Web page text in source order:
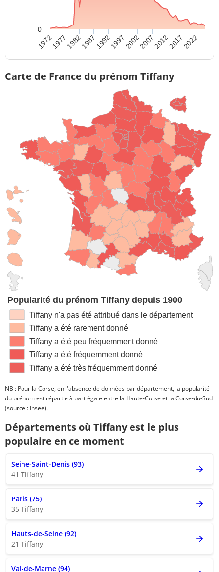
19721977198219871992199720022007201220172022
0
Carte de France du prénom Tiffany
Popularité du prénom Tiffany depuis 1900
Tiffany n'a pas été attribué dans le département
Tiffany a été rarement donné
Tiffany a été peu fréquemment donné
Tiffany a été fréquemment donné
Tiffany a été très fréquemment donné
NB : Pour la Corse, en l'absence de données par département, la popularité
du prénom est répartie à part égale entre la Haute-Corse et la Corse-du-Sud
(source : Insee).
Départements où Tiffany est le plus
populaire en ce moment
Seine-Saint-Denis (93)
41 Tiffany
Paris (75)
35 Tiffany
Hauts-de-Seine (92)
21 Tiffany
Val-de-Marne (94)